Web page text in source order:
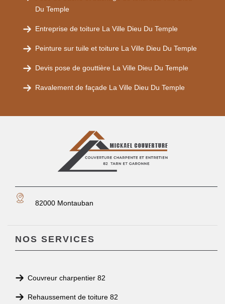
Du Temple
Entreprise de toiture La Ville Dieu Du Temple
Peinture sur tuile et toiture La Ville Dieu Du Temple
Devis pose de gouttière La Ville Dieu Du Temple
Ravalement de façade La Ville Dieu Du Temple
82000 Montauban
NOS SERVICES
Couvreur charpentier 82
Rehaussement de toiture 82